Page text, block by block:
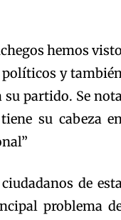
hemos
políticos y
su partido. Se
su cabeza
de
problema